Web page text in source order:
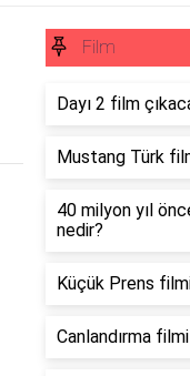
Film
Dayı 2 film
Mustang Türk
40 milyon yıl
nedir?
Küçük Prens
Canlandırma